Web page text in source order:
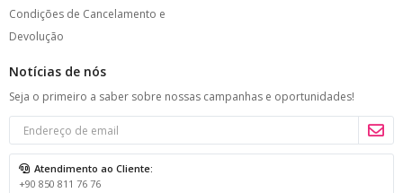
Condições de Cancelamento e
Devolução
Notícias de nós
Seja o primeiro a saber sobre nossas campanhas e oportunidades!
Atendimento ao Cliente:
+90 850 811 76 76